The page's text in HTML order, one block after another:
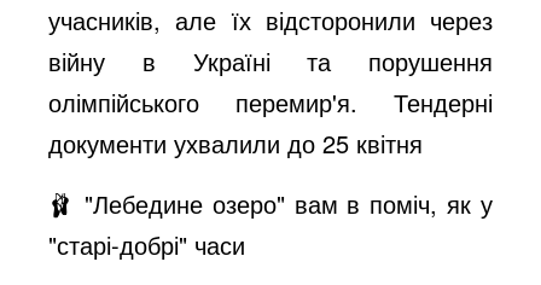
учасників, але їх відсторонили через
війну в Україні та порушення
олімпійського перемир'я. Тендерні
документи ухвалили до 25 квітня
🩰 "Лебедине озеро" вам в поміч, як у
"старі-добрі" часи